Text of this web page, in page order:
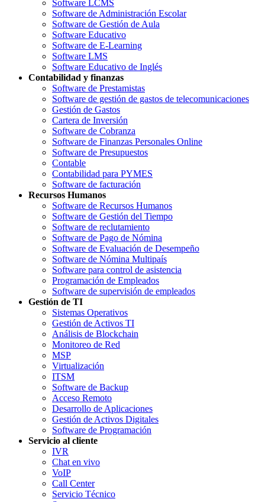
Software LCMS
Software de Administración Escolar
Software de Gestión de Aula
Software Educativo
Software de E-Learning
Software LMS
Software Educativo de Inglés
Contabilidad y finanzas
Software de Prestamistas
Software de gestión de gastos de telecomunicaciones
Gestión de Gastos
Cartera de Inversión
Software de Cobranza
Software de Finanzas Personales Online
Software de Presupuestos
Contable
Contabilidad para PYMES
Software de facturación
Recursos Humanos
Software de Recursos Humanos
Software de Gestión del Tiempo
Software de reclutamiento
Software de Pago de Nómina
Software de Evaluación de Desempeño
Software de Nómina Multipaís
Software para control de asistencia
Programación de Empleados
Software de supervisión de empleados
Gestión de TI
Sistemas Operativos
Gestión de Activos TI
Análisis de Blockchain
Monitoreo de Red
MSP
Virtualización
ITSM
Software de Backup
Acceso Remoto
Desarrollo de Aplicaciones
Gestión de Activos Digitales
Software de Programación
Servicio al cliente
IVR
Chat en vivo
VoIP
Call Center
Servicio Técnico